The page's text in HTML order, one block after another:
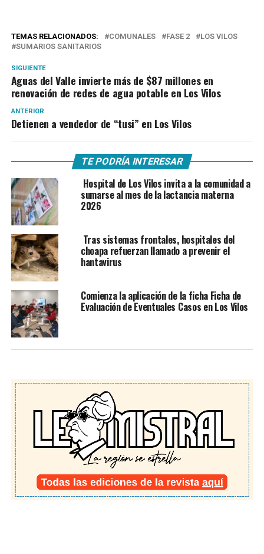
TEMAS RELACIONADOS: COMUNALES FASE 2
LOS VILOS
SUMARIOS SANITARIOS
SIGUIENTE
Aguas del Valle invierte más de $87 millones en
renovación de redes de agua potable en Los Vilos
ANTERIOR
Detienen a vendedor de “tusi” en Los Vilos
TE PODRÍA INTERESAR
Hospital de Los Vilos invita a la comunidad a
sumarse al mes de la lactancia materna
2026
Tras sistemas frontales, hospitales del
choapa refuerzan llamado a prevenir el
hantavirus
Comienza la aplicación de la ficha Ficha de
Evaluación de Eventuales Casos en Los Vilos